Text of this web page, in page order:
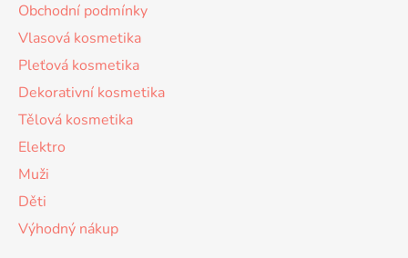
Obchodní podmínky
Vlasová kosmetika
Pleťová kosmetika
Dekorativní kosmetika
Tělová kosmetika
Elektro
Muži
Děti
Výhodný nákup